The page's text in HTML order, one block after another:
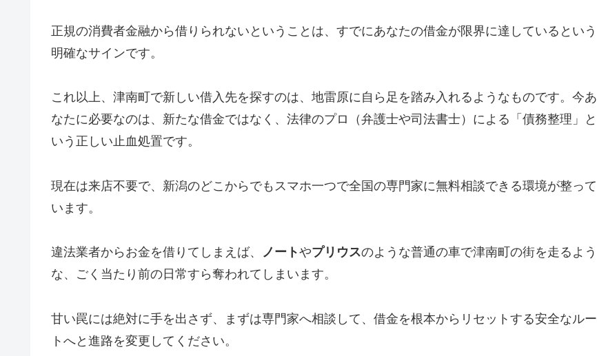
正規の消費者金融から借りられないということは、すでにあなたの借金が限界に達しているという
明確なサインです。
これ以上、津南町で新しい借入先を探すのは、地雷原に自ら足を踏み入れるようなものです。今あ
なたに必要なのは、新たな借金ではなく、法律のプロ（弁護士や司法書士）による「債務整理」と
いう正しい止血処置です。
現在は来店不要で、新潟のどこからでもスマホ一つで全国の専門家に無料相談できる環境が整って
います。
違法業者からお金を借りてしまえば、 ノートやプリウスのような普通の車で津南町の街を走るよう
な、ごく当たり前の日常すら奪われてしまいます。
甘い罠には絶対に手を出さず、まずは専門家へ相談して、借金を根本からリセットする安全なルー
トへと進路を変更してください。